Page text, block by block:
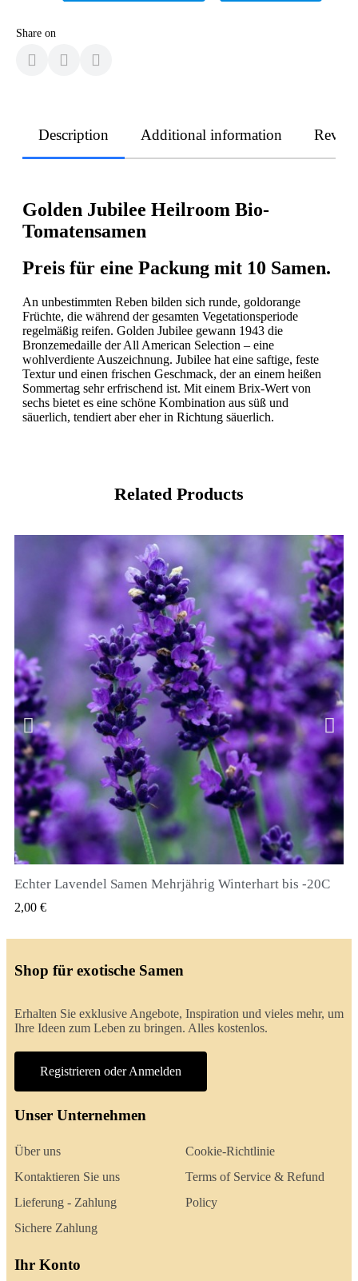
Share on
Description Additional information
Golden Jubilee Heilroom Bio-
Tomatensamen
Preis für eine Packung mit 10 Samen.
An unbestimmten Reben bilden sich runde, goldorange
Früchte, die während der gesamten Vegetationsperiode
regelmäßig reifen. Golden Jubilee gewann 1943 die
Bronzemedaille der All American Selection – eine
wohlverdiente Auszeichnung. Jubilee hat eine saftige, feste
Textur und einen frischen Geschmack, der an einem heißen
Sommertag sehr erfrischend ist. Mit einem Brix-Wert von
sechs bietet es eine schöne Kombination aus süß und
säuerlich, tendiert aber eher in Richtung säuerlich.
Related Products
QUICK VIEW
Echter Lavendel Samen Mehrjährig Winterhart bis -20C
2,00 €
Shop für exotische Samen
Erhalten Sie exklusive Angebote, Inspiration und vieles mehr, um
Ihre Ideen zum Leben zu bringen. Alles kostenlos.
Registrieren oder Anmelden
Unser Unternehmen
Über uns
Kontaktieren Sie uns
Lieferung - Zahlung
Sichere Zahlung
Cookie-Richtlinie
Terms of Service & Refund
Policy
Ihr Konto